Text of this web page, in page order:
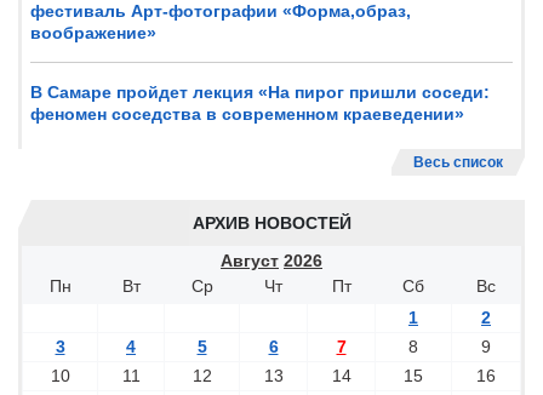
фестиваль Арт-фотографии «Форма,образ,
воображение»
В Самаре пройдет лекция «На пирог пришли соседи:
феномен соседства в современном краеведении»
Весь список
АРХИВ НОВОСТЕЙ
Август 2026
Пн
Вт Ср Чт Пт Сб
Вс
1
2
3
4 5 6 7 8
9
10
11 12 13 14 15 16